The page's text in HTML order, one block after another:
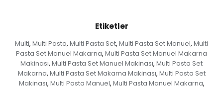
Etiketler
Multi, Multi Pasta, Multi Pasta Set, Multi Pasta Set Manuel, Multi
Pasta Set Manuel Makarna, Multi Pasta Set Manuel Makarna
Makinası, Multi Pasta Set Manuel Makinası, Multi Pasta Set
Makarna, Multi Pasta Set Makarna Makinası, Multi Pasta Set
Makinası, Multi Pasta Manuel, Multi Pasta Manuel Makarna,